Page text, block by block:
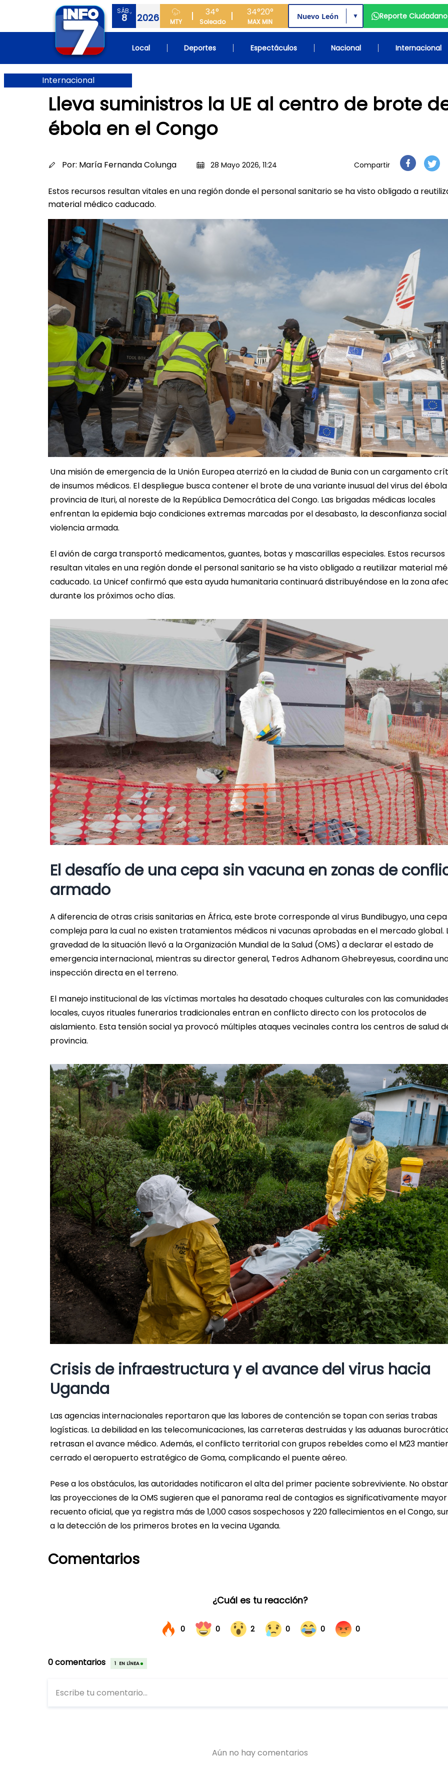
SÁB.,
8 2026 MTY
34°
Soleado
34°
MAX
20°
MIN
▼ Reporte Ciudadano
Local Deportes Espectáculos Nacional Internacional
Internacional
Lleva suministros la UE al centro de brote
ébola en el Congo
Por: María Fernanda Colunga 28 Mayo 2026, 11:24 Compartir
Estos recursos resultan vitales en una región donde el personal sanitario se ha visto obligado a
material médico caducado.
Una misión de emergencia de la Unión Europea aterrizó en la ciudad de Bunia con un cargamento
de insumos médicos. El despliegue busca contener el brote de una variante inusual del virus del
provincia de Ituri, al noreste de la República Democrática del Congo. Las brigadas médicas locales
enfrentan la epidemia bajo condiciones extremas marcadas por el desabasto, la desconfianza social
violencia armada.
El avión de carga transportó medicamentos, guantes, botas y mascarillas especiales. Estos recursos
resultan vitales en una región donde el personal sanitario se ha visto obligado a reutilizar material
caducado. La Unicef confirmó que esta ayuda humanitaria continuará distribuyéndose en la zona
durante los próximos ocho días.
El desafío de una cepa sin vacuna en zonas de
armado
A diferencia de otras crisis sanitarias en África, este brote corresponde al virus Bundibugyo, una cepa
compleja para la cual no existen tratamientos médicos ni vacunas aprobadas en el mercado global.
gravedad de la situación llevó a la Organización Mundial de la Salud (OMS) a declarar el estado de
emergencia internacional, mientras su director general, Tedros Adhanom Ghebreyesus, coordina
inspección directa en el terreno.
El manejo institucional de las víctimas mortales ha desatado choques culturales con las
locales, cuyos rituales funerarios tradicionales entran en conflicto directo con los protocolos de
aislamiento. Esta tensión social ya provocó múltiples ataques vecinales contra los centros de salud
provincia.
Crisis de infraestructura y el avance del virus hacia
Uganda
Las agencias internacionales reportaron que las labores de contención se topan con serias trabas
logísticas. La debilidad en las telecomunicaciones, las carreteras destruidas y las aduanas
retrasan el avance médico. Además, el conflicto territorial con grupos rebeldes como el M23
cerrado el aeropuerto estratégico de Goma, complicando el puente aéreo.
Pese a los obstáculos, las autoridades notificaron el alta del primer paciente sobreviviente. No
las proyecciones de la OMS sugieren que el panorama real de contagios es significativamente
recuento oficial, que ya registra más de 1,000 casos sospechosos y 220 fallecimientos en el Congo,
a la detección de los primeros brotes en la vecina Uganda.
Comentarios